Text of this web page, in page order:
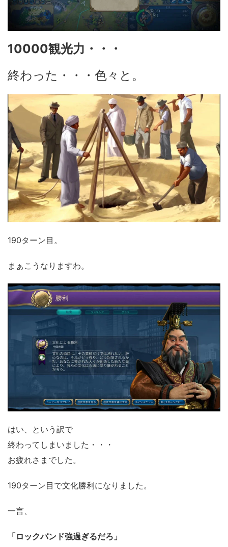
10000観光力・・・
終わった・・・色々と。
190ターン目。
まぁこうなりますわ。
はい、という訳で
終わってしまいました・・・
お疲れさまでした。
190ターン目で文化勝利になりました。
一言、
「ロックバンド強過ぎるだろ」